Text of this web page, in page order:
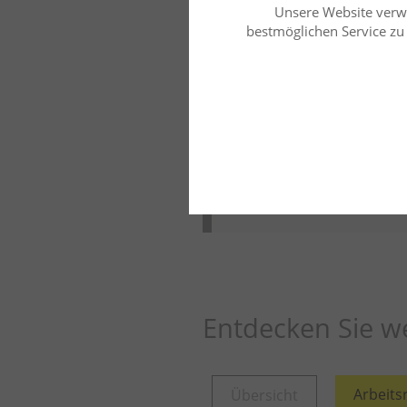
Zulassung
Entdecken Sie
Unsere Website
bestmöglichen Service